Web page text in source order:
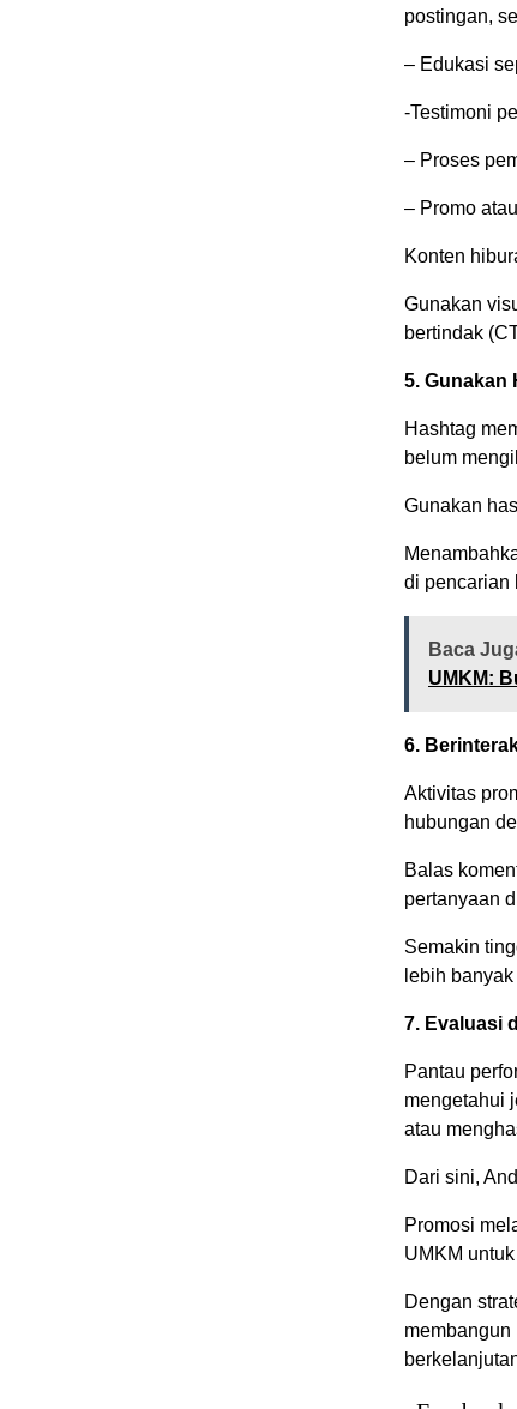
postingan,
– Edukasi
-Testimoni
– Proses
– Promo
Konten
Gunakan
bertindak
5. Gunakan
Hashtag
belum
Gunakan
di pencarian
Baca
UMKM:
6.
Aktivitas
hubungan
Balas
pertanyaan
Semakin
lebih
7. Evaluasi
Pantau
mengetahui
atau
Dari sini,
Promosi
UMKM
Dengan
membangun